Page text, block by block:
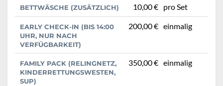
BETTWÄSCHE (ZUSÄTZLICH) 10,00 € pro Set
EARLY CHECK-IN (BIS 14:00
UHR, NUR NACH
VERFÜGBARKEIT)
200,00 € einmalig
FAMILY PACK (RELINGNETZ,
KINDERRETTUNGSWESTEN,
SUP)
350,00 € einmalig